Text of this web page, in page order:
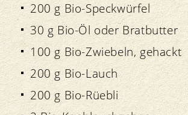
200 g Bio-Speckwürfel
30 g Bio-Öl oder Bratbutter
100 g Bio-Zwiebeln, gehackt
200 g Bio-Lauch
200 g Bio-Rüebli